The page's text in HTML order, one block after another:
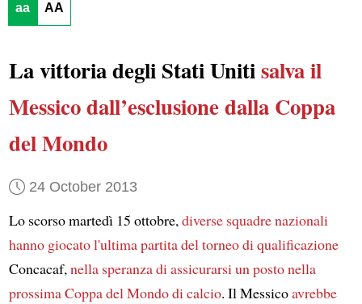
aa AA
La vittoria degli Stati Unitisalva il
Messico dall’esclusione dalla Coppa
del Mondo
24 October 2013
Lo scorso martedì 15 ottobre,diverse squadre nazionali
hanno giocato l'ultima partitadel torneo di qualificazione
Concacaf,nella speranzadi assicurarsi un posto nella
prossima Coppa del Mondo di calcio. Il Messicoavrebbe